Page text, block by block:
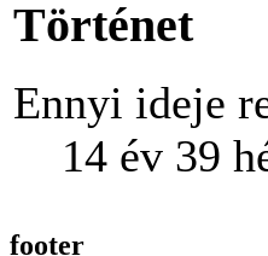
Történet
Ennyi ideje
14 év 39
footer